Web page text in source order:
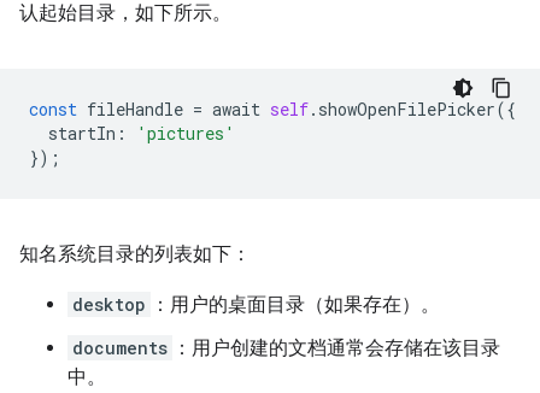
认起始目录，如下所示。
const fileHandle = await self. showOpenFilePicker({
startIn :
'pictures'
});
知名系统目录的列表如下：
desktop ：用户的桌面目录（如果存在）。
documents ：用户创建的文档通常会存储在该目录
中。